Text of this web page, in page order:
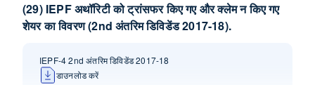
(29) IEPF अथॉरिटी को ट्रांसफर किए गए और क्लेम न किए गए
शेयर का विवरण (2nd अंतरिम डिविडेंड 2017-18).
IEPF-4 2nd अंतरिम डिविडेंड 2017-18
डाउनलोड करें